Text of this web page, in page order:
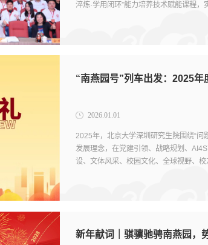
淬炼·学用闭环”能力培养技术赋能课程
“南燕园号”列车出发：2025年
2026.01.01
2025年，北京大学深圳研究生院围绕“问
发展理念，在党建引领、战略规划、
设、文体风采、校园文化、全球视野、校
新年献词｜骐骥驰骋南燕园，